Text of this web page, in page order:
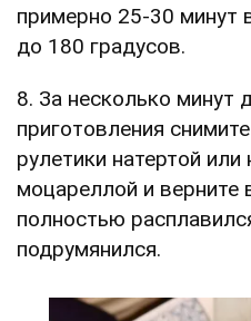
примерно 25-30 минут
до 180 градусов.
8. За несколько минут
приготовления
рулетики натертой или
моцареллой и верните
полностью
подрумянился.